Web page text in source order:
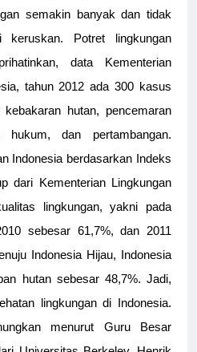
semakin banyak dan tidak
keruskan. Potret lingkungan
data Kementerian
tahun 2012 ada 300 kasus
kebakaran hutan, pencemaran
hukum, dan pertambangan.
Indonesia berdasarkan Indeks
dari Kementerian Lingkungan
lingkungan, yakni pada
sebesar 61,7%, dan 2011
Indonesia Hijau, Indonesia
hutan sebesar 48,7%. Jadi,
lingkungan di Indonesia.
menurut Guru Besar